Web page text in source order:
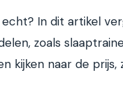
In dit artikel
zoals
kijken naar de